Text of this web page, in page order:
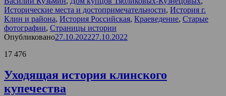
Исторические места и достопримечательности, История г.
Клин и района, История Российская, Краеведение, Старые
фотографии, Страницы истории
Опубликовано27.10.202227.10.2022
17 476
Уходящая история клинского
купечества